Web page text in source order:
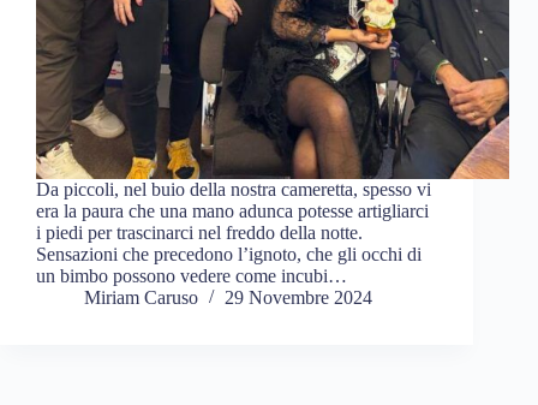
Da piccoli, nel buio della nostra cameretta, spesso vi
era la paura che una mano adunca potesse artigliarci
i piedi per trascinarci nel freddo della notte.
Sensazioni che precedono l’ignoto, che gli occhi di
un bimbo possono vedere come incubi…
Miriam Caruso
29 Novembre 2024